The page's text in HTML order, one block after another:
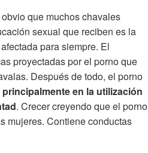
que muchos chavales
sexual que reciben es la
para siempre. El
proyectadas por el porno que
Después de todo, el porno
en la utilización
. Crecer creyendo que el porno
mujeres. Contiene conductas